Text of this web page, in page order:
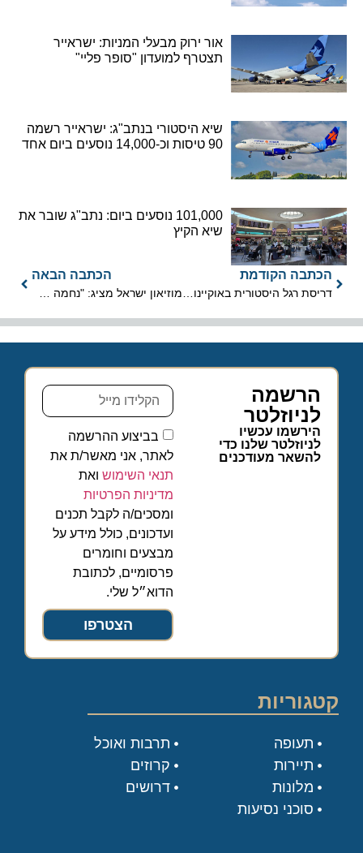
אור ירוק מבעלי המניות: ישראייר
תצטרף למועדון "סופר פליי"
שיא היסטורי בנתב"ג: ישראייר רשמה
90 טיסות וכ-14,000 נוסעים ביום אחד
101,000 נוסעים ביום: נתב"ג שובר את
שיא הקיץ
הכתבה הקודמת הכתבה הבאה
הרשמה
לניוזלטר
הירשמו עכשיו
לניוזלטר שלנו כדי
להשאר מעודכנים
בביצוע ההרשמה
לאתר, אני מאשר/ת את
תנאי השימוש ואת
מדיניות הפרטיות
ומסכים/ה לקבל תכנים
ועדכונים, כולל מידע על
מבצעים וחומרים
פרסומיים, לכתובת
הדוא״ל שלי.
הצטרפו
קטגוריות
תעופה
תיירות
מלונות
סוכני נסיעות
תרבות ואוכל
קרוזים
דרושים